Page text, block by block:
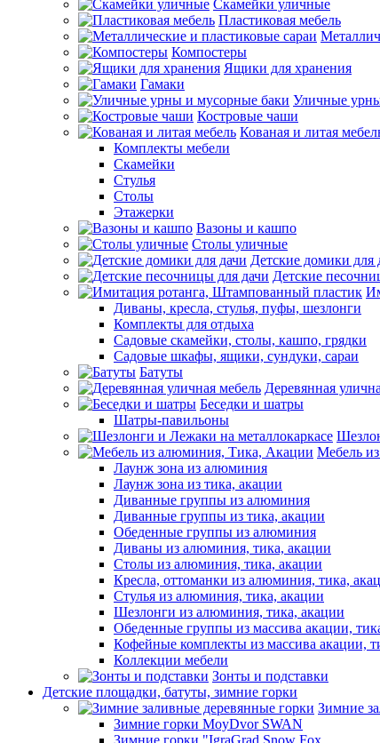
Скамейки уличные
Пластиковая мебель
Компостеры
Ящики для хранения
Гамаки
Уличные
Костровые чаши
Кованая и литая
Комплекты мебели
Скамейки
Стулья
Столы
Этажерки
Вазоны и кашпо
Столы уличные
Детские домики для
Детские
Диваны, кресла, стулья, пуфы, шезлонги
Комплекты для отдыха
Садовые скамейки, столы, кашпо, грядки
Садовые шкафы, ящики, сундуки, сараи
Батуты
Деревянная
Беседки и шатры
Шатры-павильоны
Мебель
Лаунж зона из алюминия
Лаунж зона из тика, акации
Диванные группы из алюминия
Диванные группы из тика, акации
Обеденные группы из алюминия
Диваны из алюминия, тика, акации
Столы из алюминия, тика, акации
Кресла, оттоманки из алюминия, тика,
Стулья из алюминия, тика, акации
Шезлонги из алюминия, тика, акации
Обеденные группы из массива акации,
Кофейные комплекты из массива акации,
Коллекции мебели
Зонты и подставки
Детские площадки, батуты, зимние горки
Зимние
Зимние горки MoyDvor SWAN
Зимние горки "IgraGrad Snow Fox